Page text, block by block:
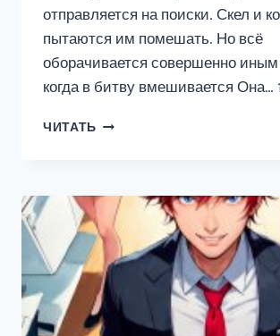
отправляется на поиски. Скел и
пытаются им помешать. Но всё
оборачивается совершенно
когда в битву вмешивается Она…
ЧИТАТЬ УЧЕНИК